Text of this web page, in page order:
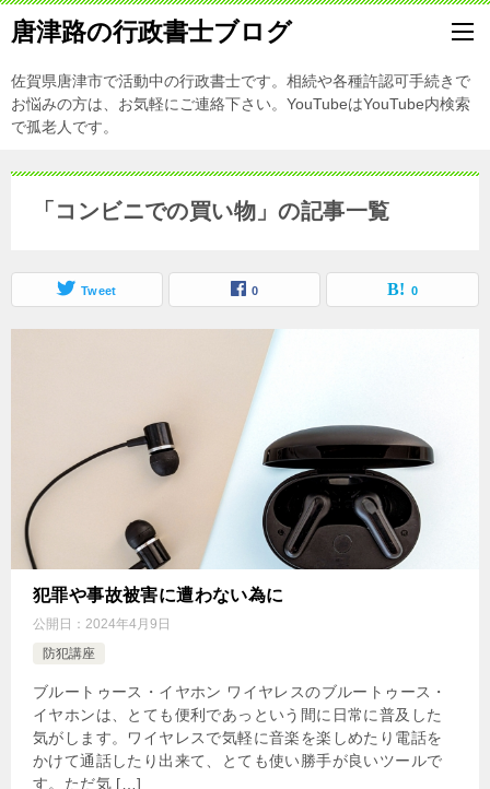
唐津路の行政書士ブログ
佐賀県唐津市で活動中の行政書士です。相続や各種許認可手続きで
お悩みの方は、お気軽にご連絡下さい。YouTubeはYouTube内検索
で孤老人です。
「コンビニでの買い物」の記事一覧
Tweet 0 0
犯罪や事故被害に遭わない為に
公開日： 2024年4月9日
防犯講座
ブルートゥース・イヤホン ワイヤレスのブルートゥース・
イヤホンは、とても便利であっという間に日常に普及した
気がします。ワイヤレスで気軽に音楽を楽しめたり電話を
かけて通話したり出来て、とても使い勝手が良いツールで
す。ただ気 […]